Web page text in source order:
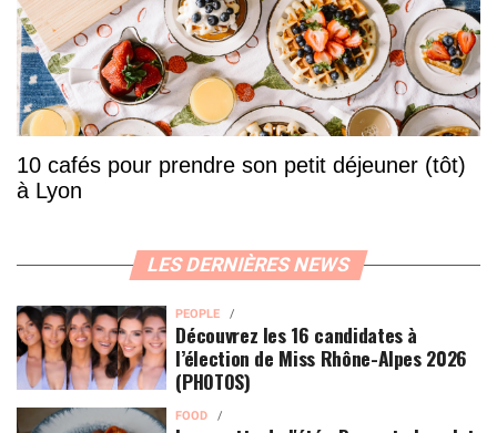
10 cafés pour prendre son petit déjeuner (tôt)
à Lyon
LES DERNIÈRES NEWS
PEOPLE
Découvrez les 16 candidates à
l’élection de Miss Rhône-Alpes 2026
(PHOTOS)
FOOD